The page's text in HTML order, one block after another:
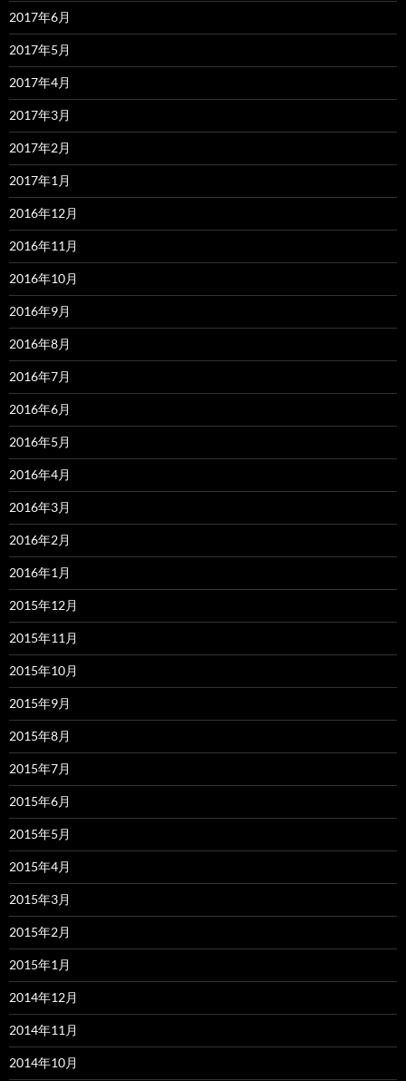
2017年6月
2017年5月
2017年4月
2017年3月
2017年2月
2017年1月
2016年12月
2016年11月
2016年10月
2016年9月
2016年8月
2016年7月
2016年6月
2016年5月
2016年4月
2016年3月
2016年2月
2016年1月
2015年12月
2015年11月
2015年10月
2015年9月
2015年8月
2015年7月
2015年6月
2015年5月
2015年4月
2015年3月
2015年2月
2015年1月
2014年12月
2014年11月
2014年10月